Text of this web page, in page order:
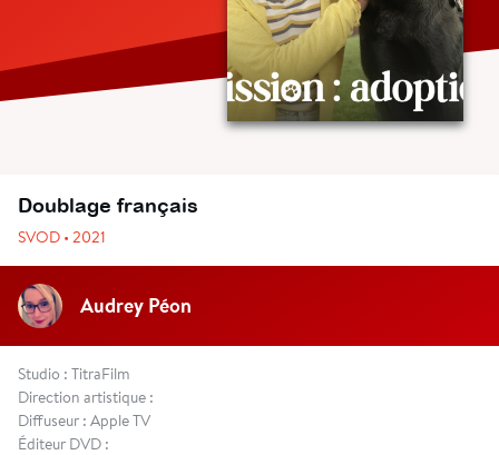
Doublage français
SVOD • 2021
Audrey Péon
Studio : TitraFilm
Direction artistique :
Diffuseur : Apple TV
Éditeur DVD :